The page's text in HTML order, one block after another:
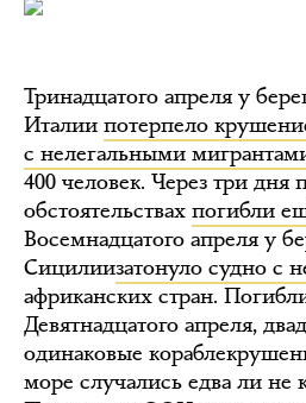
Тринадцатого апреля у
Италии потерпело
с нелегальными
400 человек. Через три
обстоятельствах погибли
Восемнадцатого апреля у
Сицилиизатонуло судно с
африканских стран.
Девятнадцатого апреля,
одинаковые
море случались едва ли не